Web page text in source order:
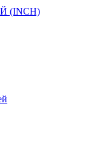
(INCH)